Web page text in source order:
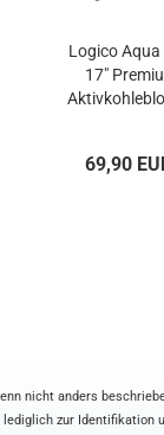
Logico Aqua
17"
69,90
nicht anders
zur Identifikation